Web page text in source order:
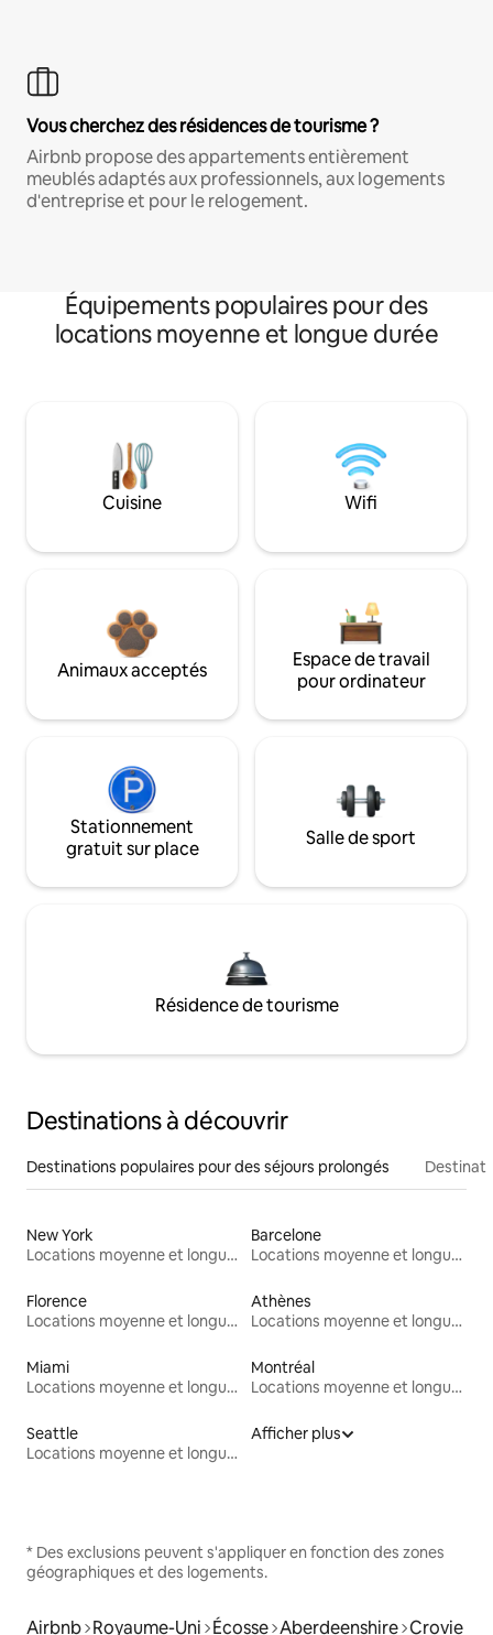
Vous cherchez des résidences de tourisme ?
Airbnb propose des appartements entièrement
meublés adaptés aux professionnels, aux logements
d'entreprise et pour le relogement.
Équipements populaires pour des
locations moyenne et longue durée
Cuisine Wifi
Animaux acceptés
Espace de travail
pour ordinateur
Stationnement
gratuit sur place
Salle de sport
Résidence de tourisme
Destinations à découvrir
Destinations populaires pour des séjours prolongés
New York
Locations moyenne et longue durée
Barcelone
Locations moyenne et longue durée
Florence
Locations moyenne et longue durée
Athènes
Locations moyenne et longue durée
Miami
Locations moyenne et longue durée
Montréal
Locations moyenne et longue durée
Seattle
Locations moyenne et longue durée
Afficher plus
* Des exclusions peuvent s'appliquer en fonction des zones
géographiques et des logements.
Airbnb Royaume-Uni Écosse Aberdeenshire Crovie